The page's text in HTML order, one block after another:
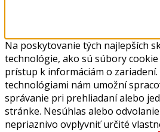
Na poskytovanie tých najlepších
technológie, ako sú súbory
prístup k informáciám o
technológiami nám umožní
správanie pri prehliadaní alebo
stránke. Nesúhlas alebo
nepriaznivo ovplyvniť určité